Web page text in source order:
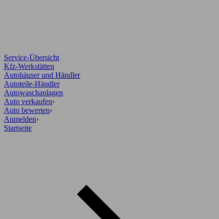
Service-Übersicht
Kfz-Werkstätten
Autohäuser und Händler
Autoteile-Händler
Autowaschanlagen
Auto verkaufen›
Auto bewerten›
Anmelden›
Startseite